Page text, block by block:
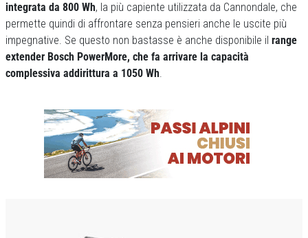
integrata da 800 Wh, la più capiente utilizzata da Cannondale, che
permette quindi di affrontare senza pensieri anche le uscite più
impegnative. Se questo non bastasse è anche disponibile il range
extender Bosch PowerMore, che fa arrivare la capacità
complessiva addirittura a 1050 Wh.